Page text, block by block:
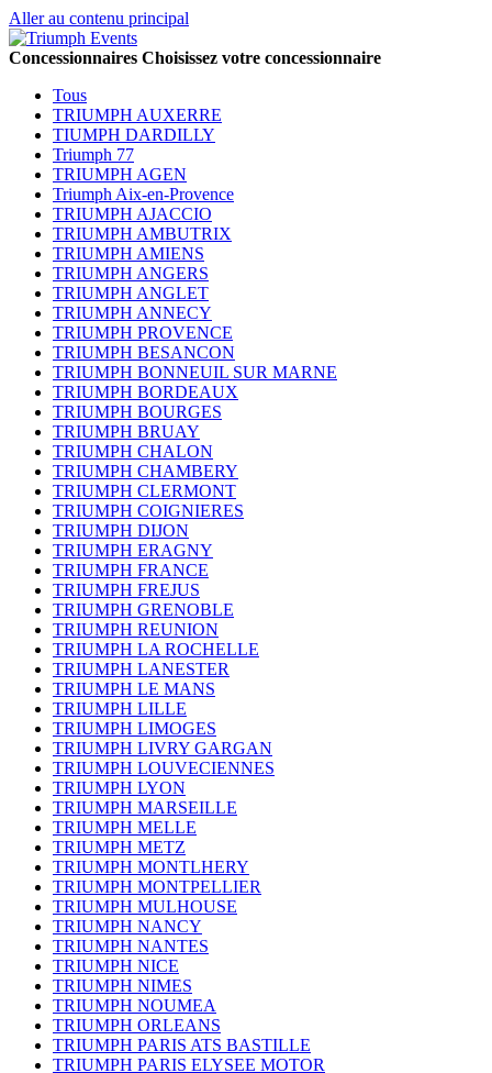
Aller au contenu principal
Concessionnaires Choisissez votre concessionnaire
Tous
TRIUMPH AUXERRE
TIUMPH DARDILLY
Triumph 77
TRIUMPH AGEN
Triumph Aix-en-Provence
TRIUMPH AJACCIO
TRIUMPH AMBUTRIX
TRIUMPH AMIENS
TRIUMPH ANGERS
TRIUMPH ANGLET
TRIUMPH ANNECY
TRIUMPH PROVENCE
TRIUMPH BESANCON
TRIUMPH BONNEUIL SUR MARNE
TRIUMPH BORDEAUX
TRIUMPH BOURGES
TRIUMPH BRUAY
TRIUMPH CHALON
TRIUMPH CHAMBERY
TRIUMPH CLERMONT
TRIUMPH COIGNIERES
TRIUMPH DIJON
TRIUMPH ERAGNY
TRIUMPH FRANCE
TRIUMPH FREJUS
TRIUMPH GRENOBLE
TRIUMPH REUNION
TRIUMPH LA ROCHELLE
TRIUMPH LANESTER
TRIUMPH LE MANS
TRIUMPH LILLE
TRIUMPH LIMOGES
TRIUMPH LIVRY GARGAN
TRIUMPH LOUVECIENNES
TRIUMPH LYON
TRIUMPH MARSEILLE
TRIUMPH MELLE
TRIUMPH METZ
TRIUMPH MONTLHERY
TRIUMPH MONTPELLIER
TRIUMPH MULHOUSE
TRIUMPH NANCY
TRIUMPH NANTES
TRIUMPH NICE
TRIUMPH NIMES
TRIUMPH NOUMEA
TRIUMPH ORLEANS
TRIUMPH PARIS ATS BASTILLE
TRIUMPH PARIS ELYSEE MOTOR